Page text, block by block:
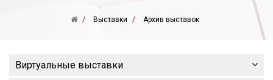
Выставки Архив выставок
Виртуальные выставки